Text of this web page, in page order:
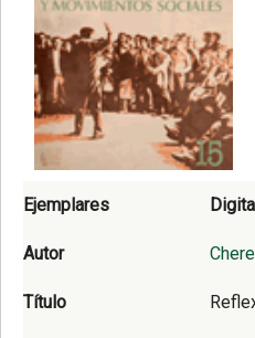
Ejemplares
Autor
Título